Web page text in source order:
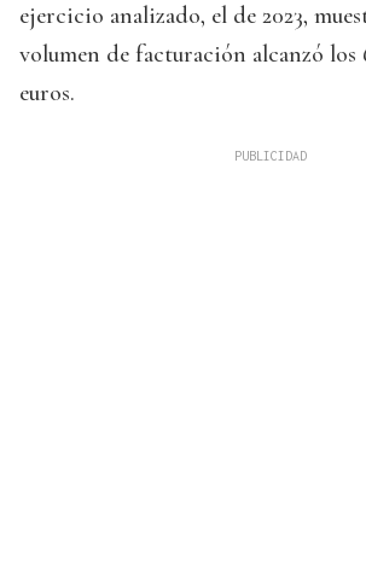
ejercicio analizado, el de 2023,
volumen de facturación alcanzó los
euros.